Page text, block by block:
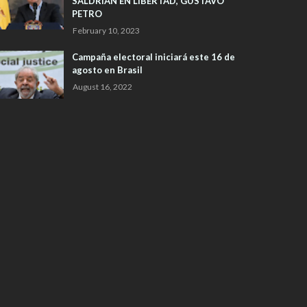
PETRO
February 10, 2023
Campaña electoral iniciará este 16 de
agosto en Brasil
August 16, 2022